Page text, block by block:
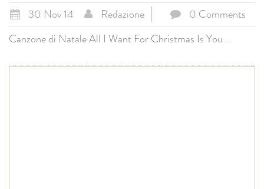
30 Nov 14 Redazione
0 Comments
Canzone di Natale All I Want For Christmas Is You ...